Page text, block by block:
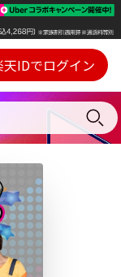
プレイヤー
内容の確認・変更
天IDでログイン